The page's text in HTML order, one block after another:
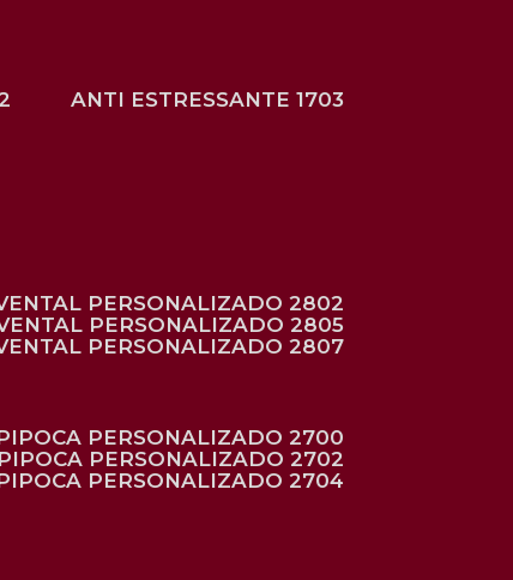
ANTI ESTRESSANTE 1703
PERSONALIZADO 2802
PERSONALIZADO 2805
PERSONALIZADO 2807
PERSONALIZADO 2700
PIPOCA PERSONALIZADO 2702
PERSONALIZADO 2704